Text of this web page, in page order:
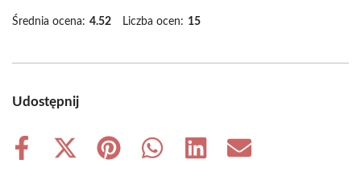
Średnia ocena: 4.52 Liczba ocen: 15
Udostępnij
Share
Share
Share
Share
Share
Share